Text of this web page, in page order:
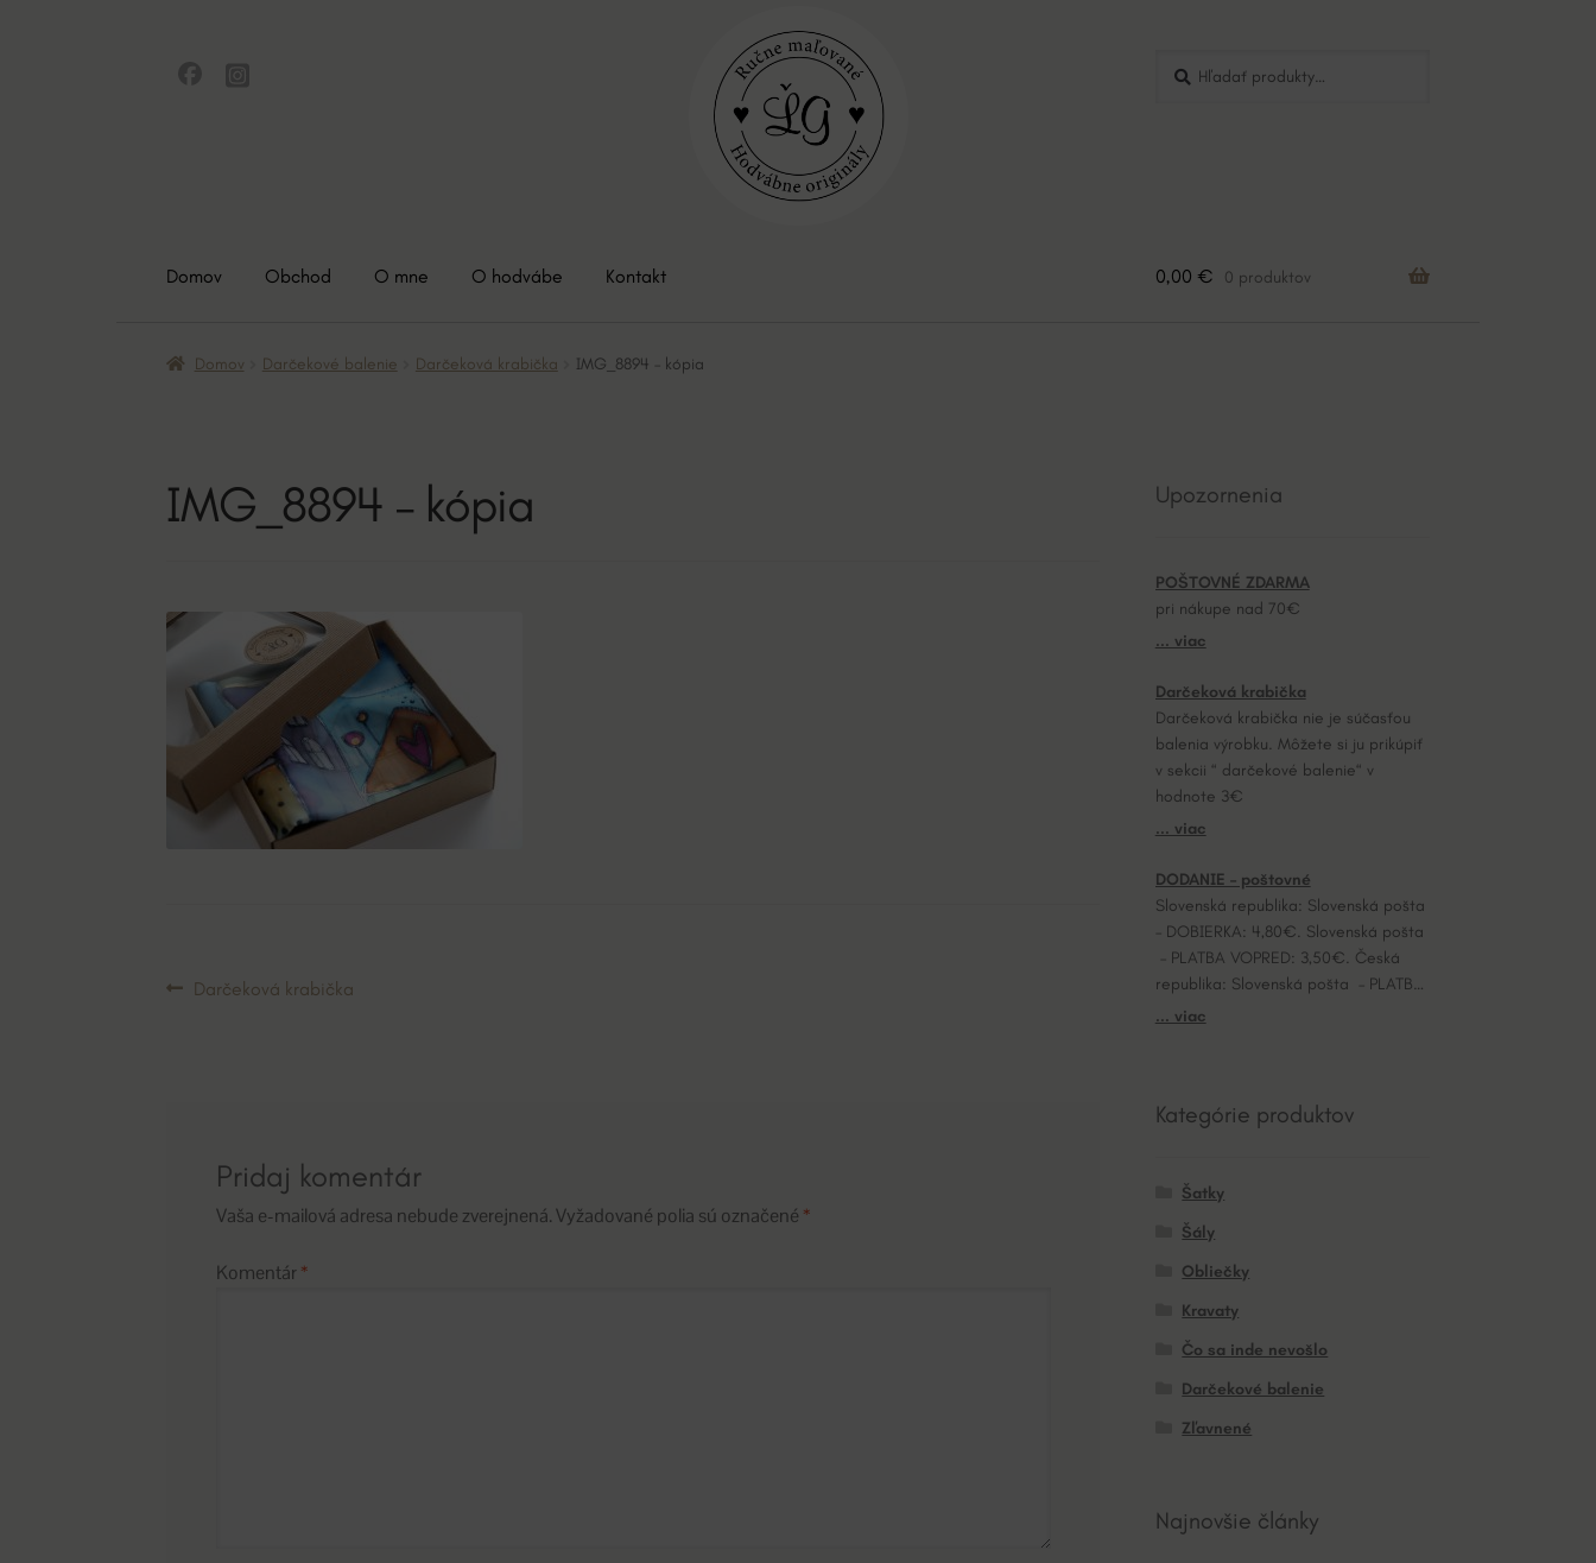
Domov Obchod O mne O hodvábe Kontakt 0,00 € 0 produktov
Domov Darčekové balenie Darčeková krabička IMG_8894 – kópia
IMG_8894 – kópia
Navigácia
Predchádzajúci
Darčeková krabička
Pridaj komentár
Vaša e-mailová adresa nebude zverejnená.Vyžadované polia sú označené *
Komentár*
Upozornenia
POŠTOVNÉ ZDARMA
pri nákupe nad 70€
... viac
Darčeková krabička
Darčeková krabička nie je súčasťou
balenia výrobku. Môžete si ju prikúpiť
v sekcii “ darčekové balenie“ v
hodnote 3€
... viac
DODANIE – poštovné
Slovenská republika: Slovenská pošta
– DOBIERKA: 4,80€. Slovenská pošta
– PLATBA VOPRED: 3,50€. Česká
republika: Slovenská pošta – PLATBA
VOPRED: 7,20€.
... viac
Kategórie produktov
Šatky
Šály
Obliečky
Kravaty
Čo sa inde nevošlo
Darčekové balenie
Zľavnené
Najnovšie články